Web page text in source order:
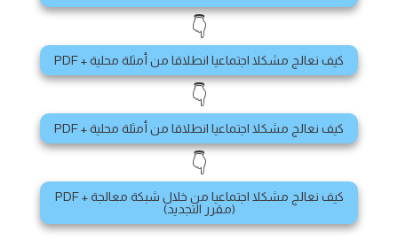
👇
كيف نعالج مشكلا اجتماعيا انطلاقا من أمثلة محلية + PDF
👇
كيف نعالج مشكلا اجتماعيا انطلاقا من أمثلة محلية + PDF
👇
كيف نعالج مشكلا اجتماعيا من خلال شبكة معالجة + PDF
(مقرر التجديد)